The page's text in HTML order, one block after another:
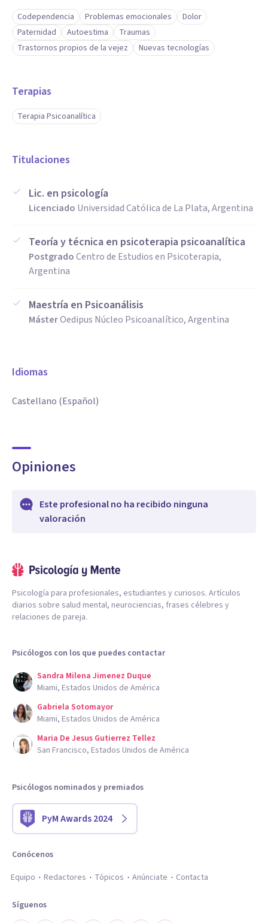
Codependencia Problemas emocionales
Dolor
Paternidad
Autoestima
Traumas
Trastornos propios de la vejez
Nuevas tecnologías
Terapias
Terapia Psicoanalítica
Titulaciones
Lic. en psicología
Licenciado Universidad Católica de La Plata, Argentina
Teoría y técnica en psicoterapia psicoanalítica
PostgradoCentro de Estudios en Psicoterapia,
Argentina
Maestría en Psicoanálisis
MásterOedipus Núcleo Psicoanalítico, Argentina
Idiomas
Castellano (Español)
Opiniones
Este profesional no ha recibido ninguna
valoración
Psicología para profesionales, estudiantes y curiosos. Artículos
diarios sobre salud mental, neurociencias, frases célebres y
relaciones de pareja.
Psicólogos con los que puedes contactar
Sandra Milena Jimenez Duque
Miami, Estados Unidos de América
Gabriela Sotomayor
Miami, Estados Unidos de América
Maria De Jesus Gutierrez Tellez
San Francisco, Estados Unidos de América
Psicólogos nominados y premiados
PyM Awards 2024
Conócenos
Equipo
Redactores Tópicos Anúnciate Contacta
Síguenos